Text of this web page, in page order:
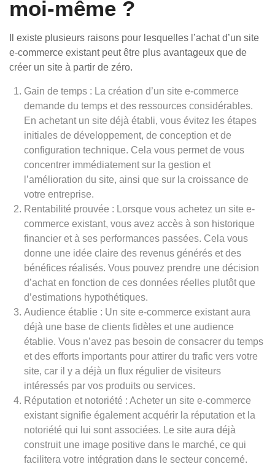
moi-même ?
Il existe plusieurs raisons pour lesquelles l’achat d’un site
e-commerce existant peut être plus avantageux que de
créer un site à partir de zéro.
Gain de temps : La création d’un site e-commerce
demande du temps et des ressources considérables.
En achetant un site déjà établi, vous évitez les étapes
initiales de développement, de conception et de
configuration technique. Cela vous permet de vous
concentrer immédiatement sur la gestion et
l’amélioration du site, ainsi que sur la croissance de
votre entreprise.
Rentabilité prouvée : Lorsque vous achetez un site e-
commerce existant, vous avez accès à son historique
financier et à ses performances passées. Cela vous
donne une idée claire des revenus générés et des
bénéfices réalisés. Vous pouvez prendre une décision
d’achat en fonction de ces données réelles plutôt que
d’estimations hypothétiques.
Audience établie : Un site e-commerce existant aura
déjà une base de clients fidèles et une audience
établie. Vous n’avez pas besoin de consacrer du temps
et des efforts importants pour attirer du trafic vers votre
site, car il y a déjà un flux régulier de visiteurs
intéressés par vos produits ou services.
Réputation et notoriété : Acheter un site e-commerce
existant signifie également acquérir la réputation et la
notoriété qui lui sont associées. Le site aura déjà
construit une image positive dans le marché, ce qui
facilitera votre intégration dans le secteur concerné.